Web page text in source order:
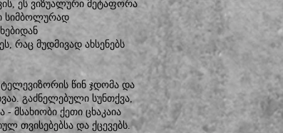
ეს ვიზუალური მეტაფორა
სიმბოლურად
რაც მუდმივად ახსენებს
წინ ჯდომა და
გაძნელებული სუნთქვა,
მსახიობი ქეთი ცხაკაია
თვისებებსა და ქცევებს.